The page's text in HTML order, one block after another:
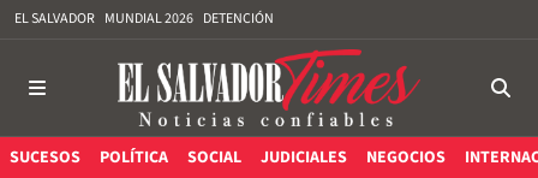
EL SALVADOR MUNDIAL 2026 DETENCIÓN
SUCESOS POLÍTICA SOCIAL JUDICIALES NEGOCIOS